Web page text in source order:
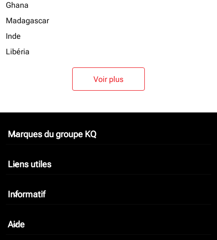
Ghana
Madagascar
Inde
Libéria
Voir plus
Marques du groupe KQ
keyboard_arrow_down
Liens utiles
keyboard_arrow_down
Informatif
keyboard_arrow_down
Aide
keyboard_arrow_down